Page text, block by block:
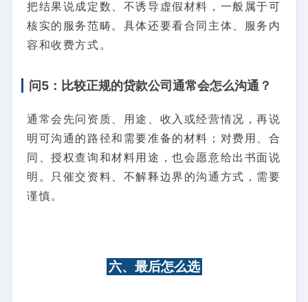
把结果说成定数、不诱导虚假材料，一般属于可
核实的服务范畴。具体还要看合同主体、服务内
容和收费方式。
问5：比较正规的贷款公司通常会怎么沟通？
通常会先问资质、用途、收入或经营情况，再说
明可沟通的路径和需要准备的材料；对费用、合
同、授权查询和材料用途，也会愿意给出书面说
明。只催交资料、不解释边界的沟通方式，需要
谨慎。
六、最后怎么选